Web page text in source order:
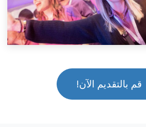
قم بالتقديم الآن!